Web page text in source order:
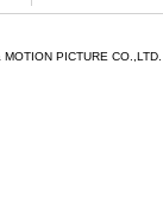
PICTURE CO.,LTD.